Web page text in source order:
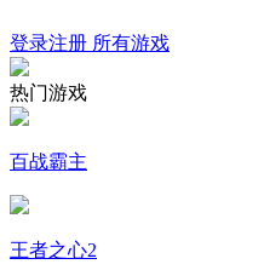
登录注册 所有游戏
热门游戏
百战霸主
王者之心2